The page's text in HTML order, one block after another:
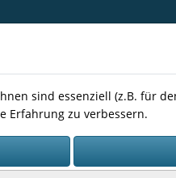
sind essenziell (z.B. für
Erfahrung zu verbessern.